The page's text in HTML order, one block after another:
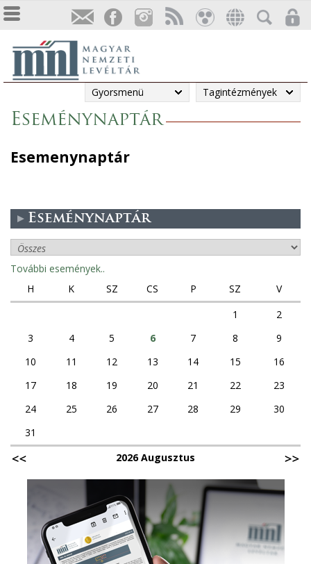
Gyorsmenü Tagintézmények
Eseménynaptár
Esemenynaptár
Eseménynaptár
További események..
H
K SZ CS P SZ
V
1
2
3
4 5 6 7 8
9
10
11 12 13 14 15
16
17
18 19 20 21 22
23
24
25 26 27 28 29
30
31
2026 Augusztus